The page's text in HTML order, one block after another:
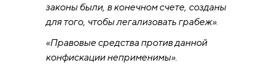
законы были, в конечном счете, созданы
для того, чтобы легализовать грабеж».
«Правовые средства против данной
конфискации неприменимы».